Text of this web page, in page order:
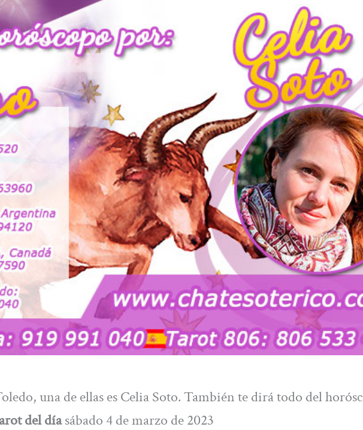
una de ellas es Celia Soto. También te dirá todo del
arot del díasábado 4 de marzo de 2023